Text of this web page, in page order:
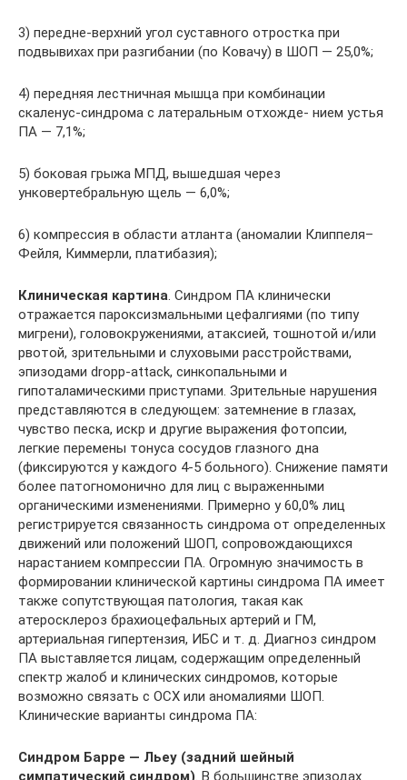
3) передне-верхний угол суставного отростка при
подвывихах при разгибании (по Ковачу) в ШОП — 25,0%;
4) передняя лестничная мышца при комбинации
скаленус-синдрома с латеральным отхожде- нием устья
ПА — 7,1%;
5) боковая грыжа МПД, вышедшая через
унковертебральную щель — 6,0%;
6) компрессия в области атланта (аномалии Клиппеля–
Фейля, Киммерли, платибазия);
Клиническая картина. Синдром ПА клинически
отражается пароксизмальными цефалгиями (по типу
мигрени), головокружениями, атаксией, тошнотой и/или
рвотой, зрительными и слуховыми расстройствами,
эпизодами drоpp-attаck, синкопальными и
гипоталамическими приступами. Зрительные нарушения
представляются в следующем: затемнение в глазах,
чувство песка, искр и другие выражения фотопсии,
легкие перемены тонуса сосудов глазного дна
(фиксируются у каждого 4-5 больного). Снижение памяти
более патогномонично для лиц с выраженными
органическими изменениями. Примерно у 60,0% лиц
регистрируется связанность синдрома от определенных
движений или положений ШОП, сопровождающихся
нарастанием компрессии ПА. Огромную значимость в
формировании клинической картины синдрома ПА имеет
также сопутствующая патология, такая как
атеросклероз брахиоцефальных артерий и ГМ,
артериальная гипертензия, ИБС и т. д. Диагноз синдром
ПА выставляется лицам, содержащим определенный
спектр жалоб и клинических синдромов, которые
возможно связать с ОСХ или аномалиями ШОП.
Клинические варианты синдрома ПА:
Синдром Барре — Льеу (задний шейный
симпатический синдром). В большинстве эпи­зодах